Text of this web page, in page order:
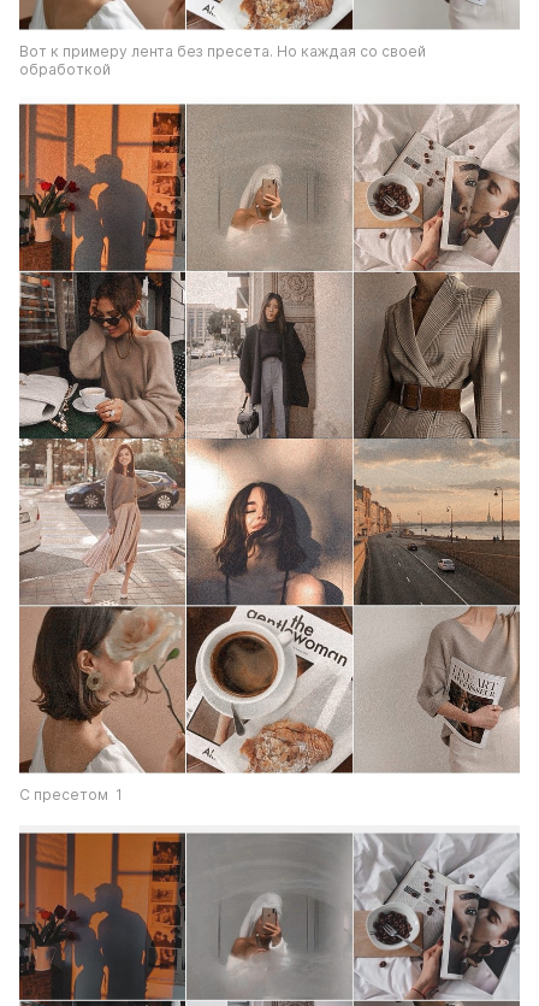
Вот к примеру лента без пресета. Но каждая со своей
обработкой
С пресетом  1